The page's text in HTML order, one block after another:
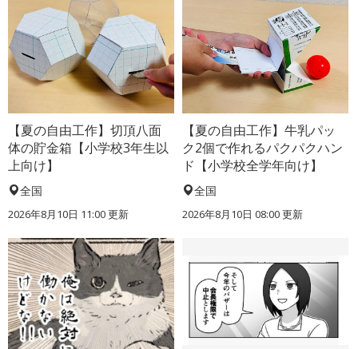
【夏の自由工作】切頂八面
体の貯金箱【小学校3年生以
上向け】
全国
2026年8月10日 11:00更新
【夏の自由工作】牛乳パッ
ク2個で作れるパクパクハン
ド【小学校全学年向け】
全国
2026年8月10日 08:00更新